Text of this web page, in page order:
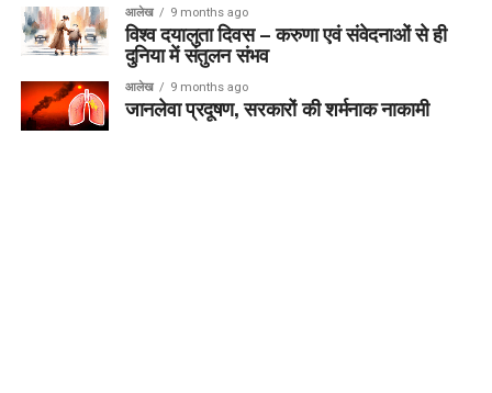
आलेख 9 months ago
विश्व दयालुता दिवस – करुणा एवं संवेदनाओं से ही
दुनिया में संतुलन संभव
आलेख 9 months ago
जानलेवा प्रदूषण, सरकारों की शर्मनाक नाकामी